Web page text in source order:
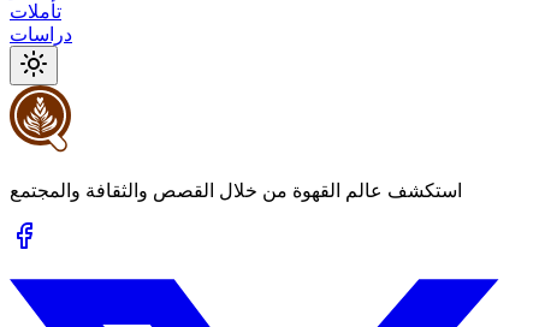
تأملات
دراسات
استكشف عالم القهوة من خلال القصص والثقافة والمجتمع